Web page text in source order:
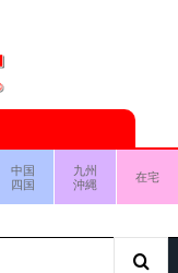
中国
四国
九州
沖縄
在宅